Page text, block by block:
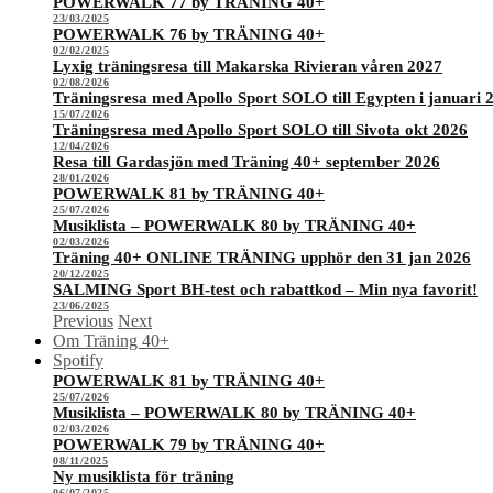
23/03/2025
POWERWALK 76 by TRÄNING 40+
02/02/2025
Lyxig träningsresa till Makarska Rivieran våren 2027
02/08/2026
Träningsresa med Apollo Sport SOLO till Egypten i januari
15/07/2026
Träningsresa med Apollo Sport SOLO till Sivota okt 2026
12/04/2026
Resa till Gardasjön med Träning 40+ september 2026
28/01/2026
POWERWALK 81 by TRÄNING 40+
25/07/2026
Musiklista – POWERWALK 80 by TRÄNING 40+
02/03/2026
Träning 40+ ONLINE TRÄNING upphör den 31 jan 2026
20/12/2025
SALMING Sport BH-test och rabattkod – Min nya favorit!
23/06/2025
Previous Next
Om Träning 40+
Spotify
POWERWALK 81 by TRÄNING 40+
25/07/2026
Musiklista – POWERWALK 80 by TRÄNING 40+
02/03/2026
POWERWALK 79 by TRÄNING 40+
08/11/2025
Ny musiklista för träning